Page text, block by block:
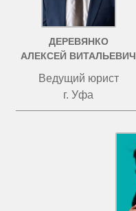
ДЕРЕВЯНКО
АЛЕКСЕЙ ВИТАЛЬЕВИЧ
Ведущий юрист
г. Уфа